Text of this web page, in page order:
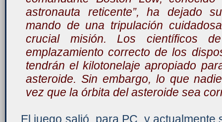
astronauta reticente”, ha dejado
mando de una tripulación
crucial misión. Los científicos
emplazamiento correcto de los
tendrán el kilotonelaje apropiado
asteroide. Sin embargo, lo que
vez que la órbita del asteroide sea
El juego salió para PC, y actualmente